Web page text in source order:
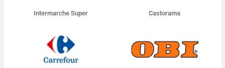
Intermarche Super Castorama